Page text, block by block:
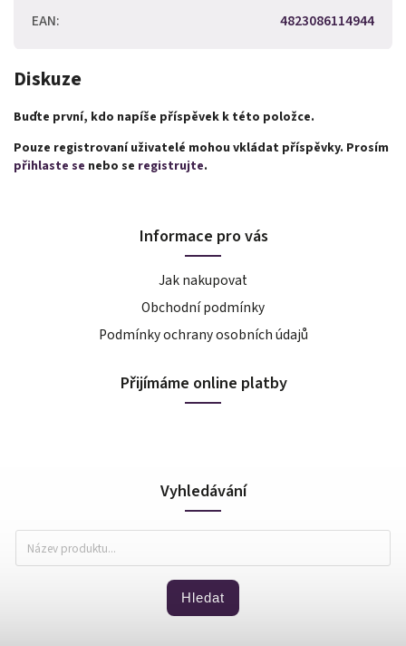
EAN: 4823086114944
Diskuze
Buďte první, kdo napíše příspěvek k této položce.
Pouze registrovaní uživatelé mohou vkládat příspěvky. Prosím
přihlaste se nebo se registrujte.
Informace pro vás
Jak nakupovat
Obchodní podmínky
Podmínky ochrany osobních údajů
Přijímáme online platby
Vyhledávání
Hledat